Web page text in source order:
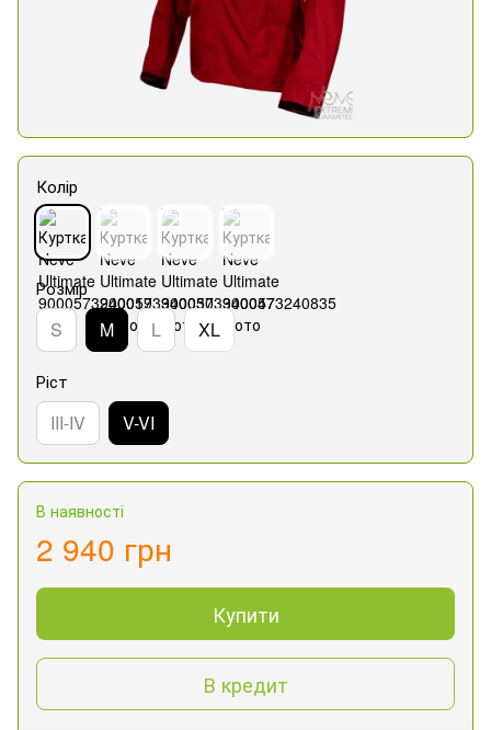
Колір
Розмір
S M L XL
Ріст
III-IV V-VI
В наявності
2 940 грн
Купити
В кредит